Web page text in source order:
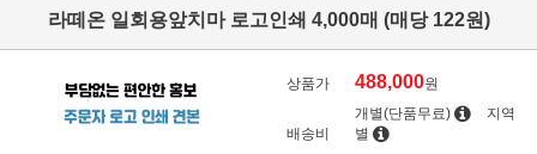
라떼온 일회용앞치마 로고인쇄 4,000매 (매당 122원)
상품가 488,000원
배송비
개별(단품무료)
지역
별